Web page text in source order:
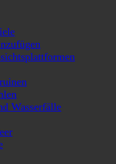
Wasserfälle